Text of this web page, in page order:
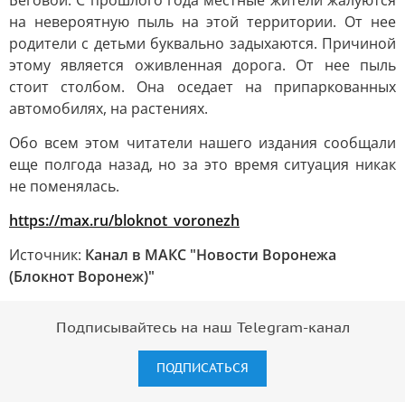
на невероятную пыль на этой территории. От нее
родители с детьми буквально задыхаются. Причиной
этому является оживленная дорога. От нее пыль
стоит столбом. Она оседает на припаркованных
автомобилях, на растениях.
Обо всем этом читатели нашего издания сообщали
еще полгода назад, но за это время ситуация никак
не поменялась.
https://max.ru/bloknot_voronezh
Источник: Канал в МАКС "Новости Воронежа
(Блокнот Воронеж)"
Подписывайтесь на наш Telegram-канал
ПОДПИСАТЬСЯ